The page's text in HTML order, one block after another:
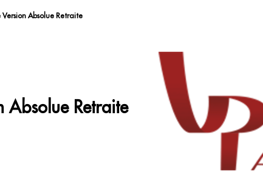
Version Absolue Retraite
Absolue Retraite